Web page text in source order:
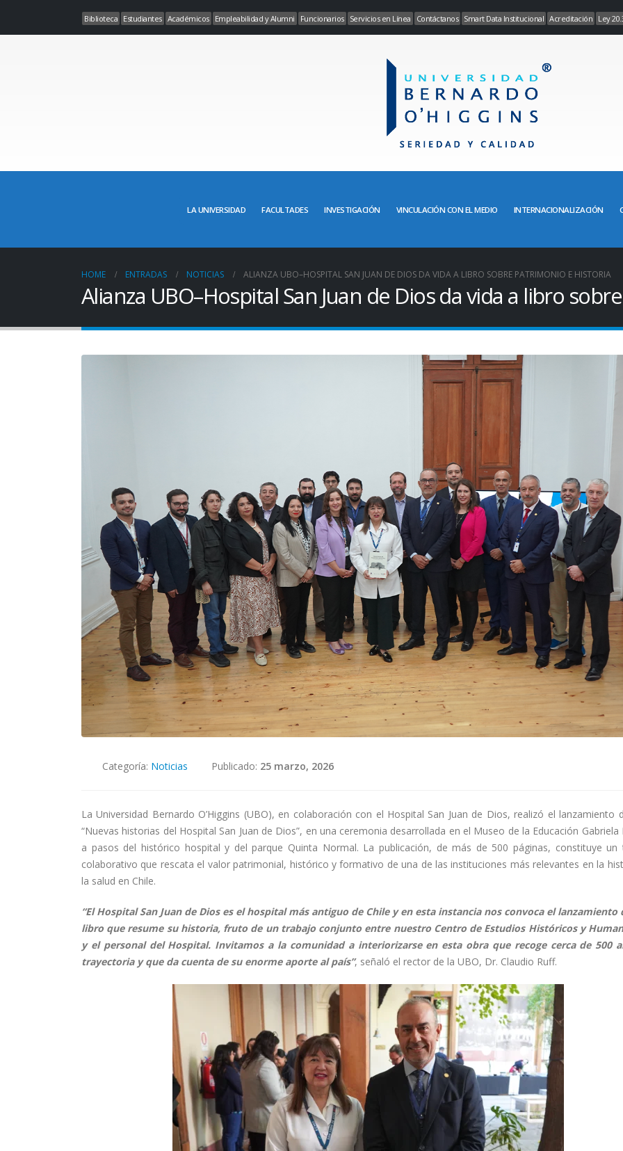
Biblioteca Estudiantes Académicos Empleabilidad y Alumni Funcionarios Servicios en Línea Contáctanos Smart Data Institucional Acreditación Ley
LA UNIVERSIDAD FACULTADES INVESTIGACIÓN VINCULACIÓN CON EL MEDIO INTERNACIONALIZACIÓN
HOME ENTRADAS NOTICIAS ALIANZA UBO–HOSPITAL SAN JUAN DE DIOS DA VIDA A LIBRO SOBRE PATRIMONIO E HISTORIA
Alianza UBO–Hospital San Juan de Dios da vida a libro
Categoría: Noticias Publicado: 25 marzo, 2026
La Universidad Bernardo O’Higgins (UBO), en colaboración con el Hospital San Juan de Dios, realizó el lanzamiento
“Nuevas historias del Hospital San Juan de Dios”, en una ceremonia desarrollada en el Museo de la Educación Gabriela
a pasos del histórico hospital y del parque Quinta Normal. La publicación, de más de 500 páginas, constituye un
colaborativo que rescata el valor patrimonial, histórico y formativo de una de las instituciones más relevantes en la
la salud en Chile.
“El Hospital San Juan de Dios es el hospital más antiguo de Chile y en esta instancia nos convoca el lanzamiento
libro que resume su historia, fruto de un trabajo conjunto entre nuestro Centro de Estudios Históricos y
y el personal del Hospital. Invitamos a la comunidad a interiorizarse en esta obra que recoge cerca de 500
trayectoria y que da cuenta de su enorme aporte al país”, señaló el rector de la UBO, Dr. Claudio Ruff.